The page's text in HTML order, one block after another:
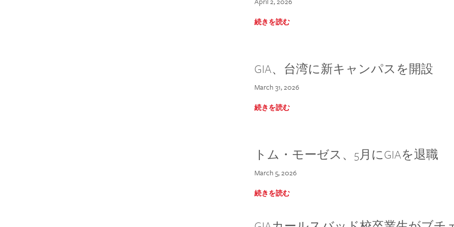
続きを読む
GIA、台湾に新キャンパスを開設
March 31, 2026
続きを読む
トム・モーゼス、5月にGIAを退職
March 5, 2026
続きを読む